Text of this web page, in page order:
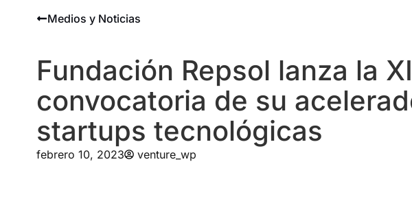
Medios y Noticias
Fundación Repsol lanza la
convocatoria de su
startups tecnológicas
febrero 10, 2023 venture_wp